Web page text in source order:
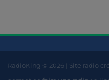
RadioKing © 2026 | Site radio